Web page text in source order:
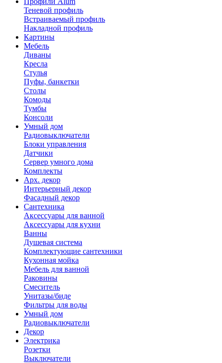
Теневой профиль
Встраиваемый профиль
Накладной профиль
Картины
Мебель
Диваны
Кресла
Стулья
Пуфы, банкетки
Столы
Комоды
Тумбы
Консоли
Умный дом
Радиовыключатели
Блоки управления
Датчики
Сервер умного дома
Комплекты
Арх. декор
Интерьерный декор
Фасадный декор
Сантехника
Аксессуары для ванной
Аксессуары для кухни
Ванны
Душевая система
Комплектующие сантехники
Кухонная мойка
Мебель для ванной
Раковины
Смеситель
Унитазы/биде
Фильтры для воды
Умный дом
Радиовыключатели
Декор
Электрика
Розетки
Выключатели